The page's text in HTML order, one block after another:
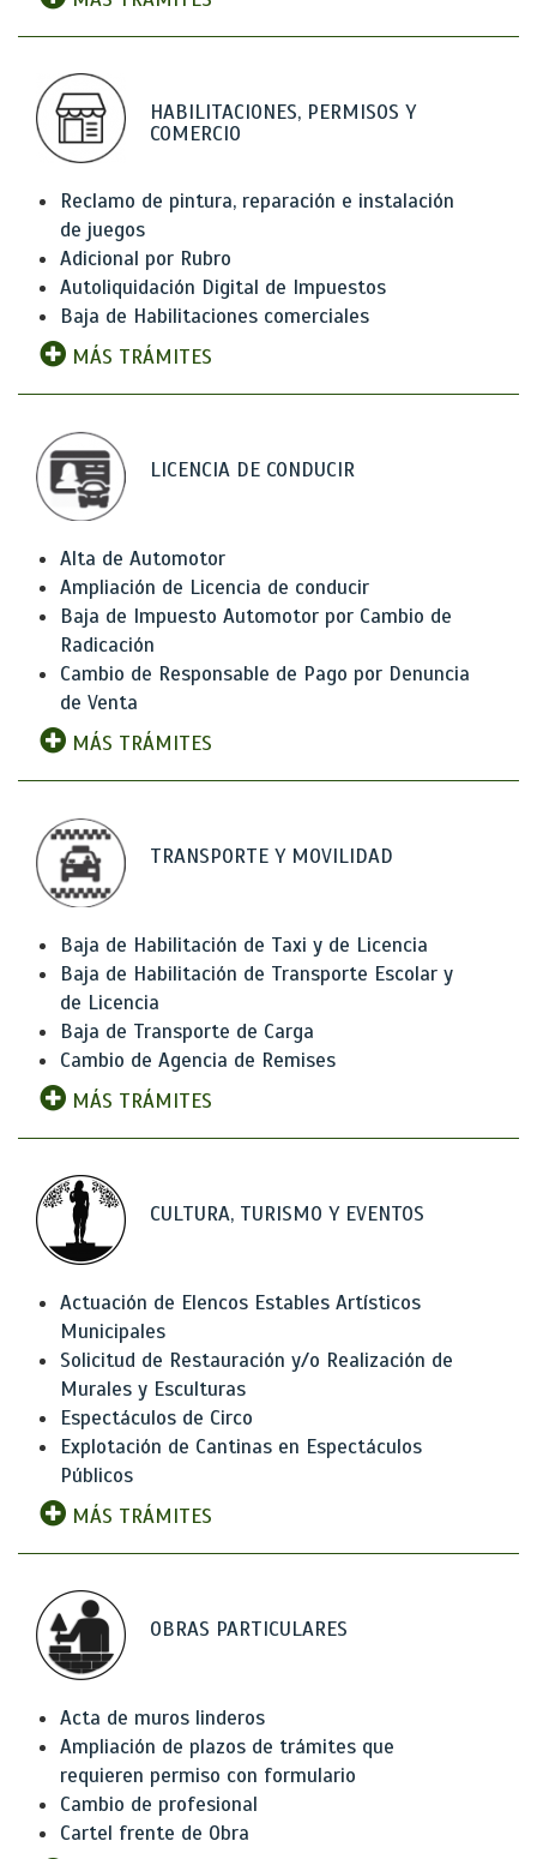
HABILITACIONES, PERMISOS Y
COMERCIO
Reclamo de pintura, reparación e instalación
de juegos
Adicional por Rubro
Autoliquidación Digital de Impuestos
Baja de Habilitaciones comerciales
MÁS TRÁMITES
LICENCIA DE CONDUCIR
Alta de Automotor
Ampliación de Licencia de conducir
Baja de Impuesto Automotor por Cambio de
Radicación
Cambio de Responsable de Pago por Denuncia
de Venta
MÁS TRÁMITES
TRANSPORTE Y MOVILIDAD
Baja de Habilitación de Taxi y de Licencia
Baja de Habilitación de Transporte Escolar y
de Licencia
Baja de Transporte de Carga
Cambio de Agencia de Remises
MÁS TRÁMITES
CULTURA, TURISMO Y EVENTOS
Actuación de Elencos Estables Artísticos
Municipales
Solicitud de Restauración y/o Realización de
Murales y Esculturas
Espectáculos de Circo
Explotación de Cantinas en Espectáculos
Públicos
MÁS TRÁMITES
OBRAS PARTICULARES
Acta de muros linderos
Ampliación de plazos de trámites que
requieren permiso con formulario
Cambio de profesional
Cartel frente de Obra